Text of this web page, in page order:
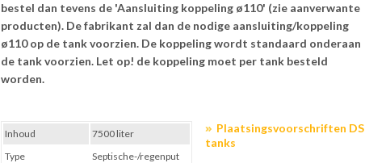
bestel dan tevens de 'Aansluiting koppeling ø110' (zie aanverwante
producten). De fabrikant zal dan de nodige aansluiting/koppeling
ø110 op de tank voorzien. De koppeling wordt standaard onderaan
de tank voorzien. Let op! de koppeling moet per tank besteld
worden.
Plaatsingsvoorschriften DS
tanks
Inhoud
7500 liter
Type
Septische-/regenput